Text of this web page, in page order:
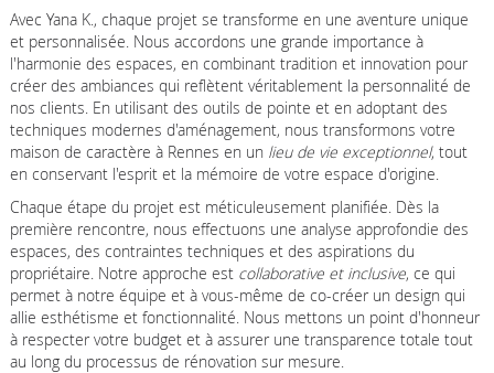
Avec Yana K., chaque projet se transforme en une aventure unique
et personnalisée. Nous accordons une grande importance à
l'harmonie des espaces, en combinant tradition et innovation pour
créer des ambiances qui reflètent véritablement la personnalité de
nos clients. En utilisant des outils de pointe et en adoptant des
techniques modernes d'aménagement, nous transformons votre
maison de caractère à Rennes en un lieu de vie exceptionnel, tout
en conservant l'esprit et la mémoire de votre espace d'origine.
Chaque étape du projet est méticuleusement planifiée. Dès la
première rencontre, nous effectuons une analyse approfondie des
espaces, des contraintes techniques et des aspirations du
propriétaire. Notre approche est collaborative et inclusive, ce qui
permet à notre équipe et à vous-même de co-créer un design qui
allie esthétisme et fonctionnalité. Nous mettons un point d'honneur
à respecter votre budget et à assurer une transparence totale tout
au long du processus de rénovation sur mesure.